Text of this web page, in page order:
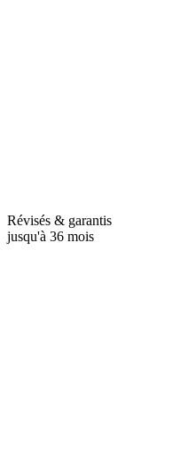
Révisés & garantis
jusqu'à 36 mois